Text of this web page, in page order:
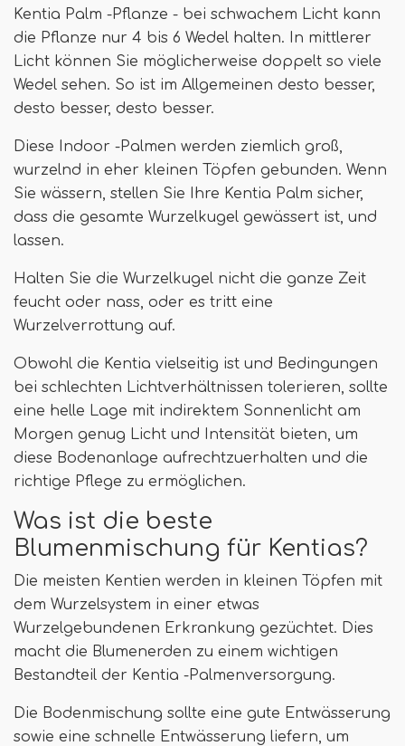
Kentia Palm -Pflanze - bei schwachem Licht kann
die Pflanze nur 4 bis 6 Wedel halten. In mittlerer
Licht können Sie möglicherweise doppelt so viele
Wedel sehen. So ist im Allgemeinen desto besser,
desto besser, desto besser.
Diese Indoor -Palmen werden ziemlich groß,
wurzelnd in eher kleinen Töpfen gebunden. Wenn
Sie wässern, stellen Sie Ihre Kentia Palm sicher,
dass die gesamte Wurzelkugel gewässert ist, und
lassen.
Halten Sie die Wurzelkugel nicht die ganze Zeit
feucht oder nass, oder es tritt eine
Wurzelverrottung auf.
Obwohl die Kentia vielseitig ist und Bedingungen
bei schlechten Lichtverhältnissen tolerieren, sollte
eine helle Lage mit indirektem Sonnenlicht am
Morgen genug Licht und Intensität bieten, um
diese Bodenanlage aufrechtzuerhalten und die
richtige Pflege zu ermöglichen.
Was ist die beste
Blumenmischung für Kentias?
Die meisten Kentien werden in kleinen Töpfen mit
dem Wurzelsystem in einer etwas
Wurzelgebundenen Erkrankung gezüchtet. Dies
macht die Blumenerden zu einem wichtigen
Bestandteil der Kentia -Palmenversorgung.
Die Bodenmischung sollte eine gute Entwässerung
sowie eine schnelle Entwässerung liefern, um